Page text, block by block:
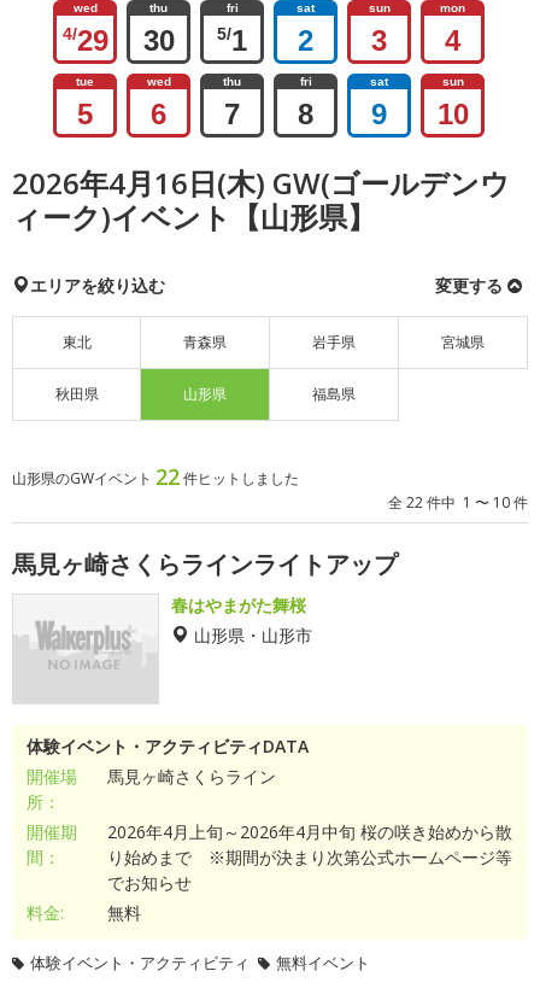
wed
4/29
thu
30
fri
5/1
sat
2
sun
3
mon
4
tue
5
wed
6
thu
7
fri
8
sat
9
sun
10
2026年4月16日(木) GW(ゴールデンウ
ィーク)イベント【山形県】
エリアを絞り込む 変更する
東北 青森県 岩手県 宮城県
秋田県 山形県 福島県
山形県のGWイベント 22件ヒットしました
全 22 件中 1 〜 10 件
馬見ヶ崎さくらラインライトアップ
春はやまがた舞桜
山形県・山形市
体験イベント・アクティビティDATA
開催場
所：
馬見ヶ崎さくらライン
開催期
間：
2026年4月上旬～2026年4月中旬 桜の咲き始めから散
り始めまで ※期間が決まり次第公式ホームページ等
でお知らせ
料金:
無料
体験イベント・アクティビティ 無料イベント